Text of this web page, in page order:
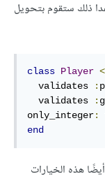
ذلك ستقوم بتحويل
class Player <
  validates
:
  validates
:
only_integer:
end
هذه الخيارات